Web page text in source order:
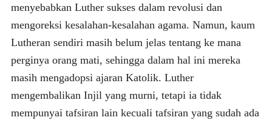
menyebabkan Luther sukses dalam revolusi dan
mengoreksi kesalahan-kesalahan agama. Namun, kaum
Lutheran sendiri masih belum jelas tentang ke mana
perginya orang mati, sehingga dalam hal ini mereka
masih mengadopsi ajaran Katolik. Luther
mengembalikan Injil yang murni, tetapi ia tidak
mempunyai tafsiran lain kecuali tafsiran yang sudah ada